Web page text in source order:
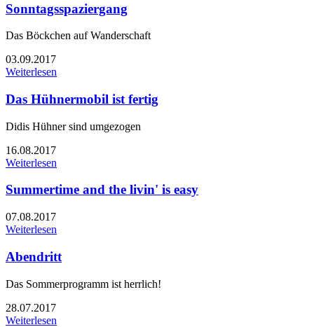
Sonntagsspaziergang
Das Böckchen auf Wanderschaft
03.09.2017
Weiterlesen
Das Hühnermobil ist fertig
Didis Hühner sind umgezogen
16.08.2017
Weiterlesen
Summertime and the livin' is easy
07.08.2017
Weiterlesen
Abendritt
Das Sommerprogramm ist herrlich!
28.07.2017
Weiterlesen